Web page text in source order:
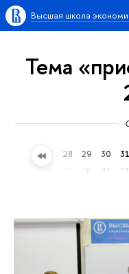
Высшая школа
Тема
27 28 29 30
чт
31
пт